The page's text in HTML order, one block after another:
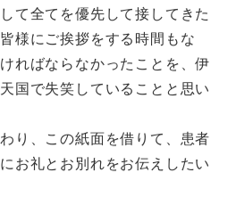
て全てを優先して接してきた
様にご挨拶をする時間もな
ればならなかったことを、伊
国で失笑していることと思い
り、この紙面を借りて、患者
お礼とお別れをお伝えしたい